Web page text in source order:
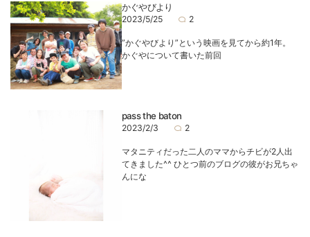
かぐやびより
2023/5/25 2
”かぐやびより”という映画を見てから約1年。
かぐやについて書いた前回
pass the baton
2023/2/3 2
マタニティだった二人のママからチビが2人出
てきました^^ ひとつ前のブログの彼がお兄ちゃ
んにな